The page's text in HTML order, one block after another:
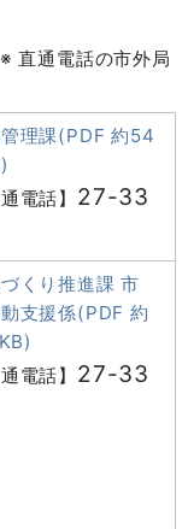
※ 直通電話の市外局
理課(PDF 約54
通電話】 27-33
くり推進課 市
支援係(PDF 約
通電話】 27-33